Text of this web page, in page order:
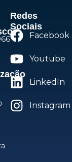
Redes
Sociais
Facebook
Youtube
LinkedIn
Instagram